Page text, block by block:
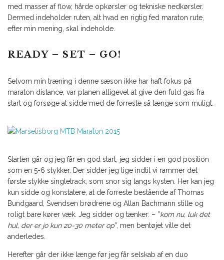
med masser af flow, hårde opkørsler og tekniske nedkørsler.
Dermed indeholder ruten, alt hvad en rigtig fed maraton rute,
efter min mening, skal indeholde.
READY – SET – GO!
Selvom min træning i denne sæson ikke har haft fokus på
maraton distance, var planen alligevel at give den fuld gas fra
start og forsøge at sidde med de forreste så længe som muligt.
Starten går og jeg får en god start, jeg sidder i en god position
som en 5-6 stykker. Der sidder jeg lige indtil vi rammer det
første stykke singletrack, som snor sig langs kysten. Her kan jeg
kun sidde og konstatere, at de forreste bestående af Thomas
Bundgaard, Svendsen brødrene og Allan Bachmann stille og
roligt bare kører væk. Jeg sidder og tænker: – ”kom nu, luk det
hul, der er jo kun 20-30 meter op”, men bentøjet ville det
anderledes.
Herefter går der ikke længe før jeg får selskab af en duo